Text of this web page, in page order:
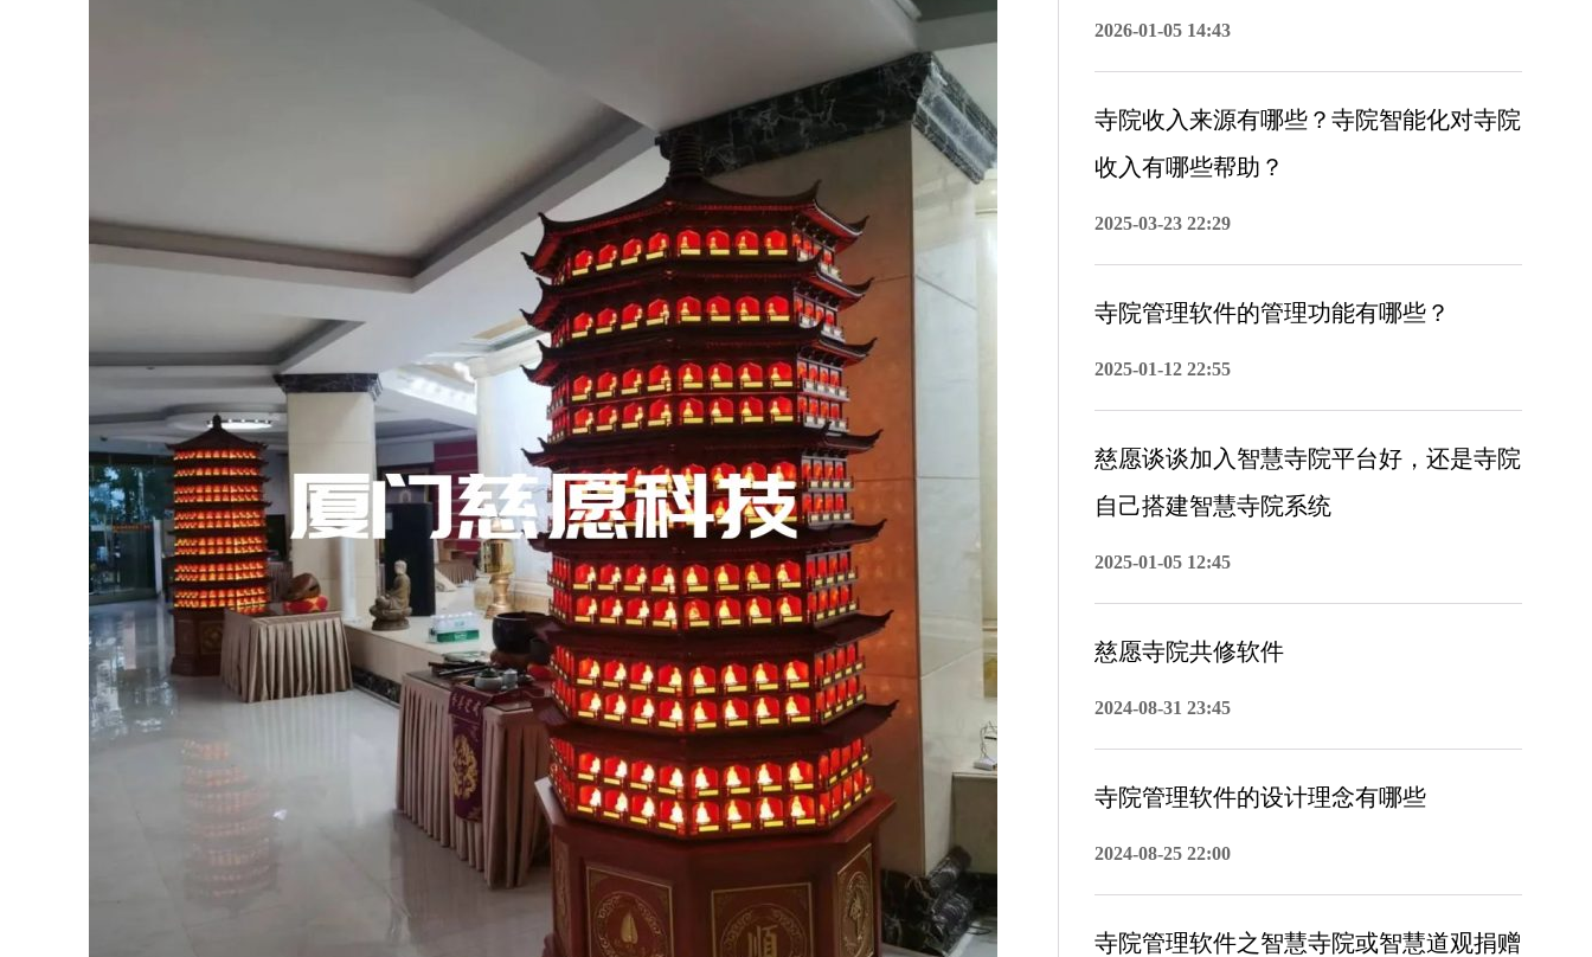
2026-01-05 14:43
寺院收入来源有哪些？寺院智能化对寺院
收入有哪些帮助？
2025-03-23 22:29
寺院管理软件的管理功能有哪些？
2025-01-12 22:55
慈愿谈谈加入智慧寺院平台好，还是寺院
自己搭建智慧寺院系统
2025-01-05 12:45
慈愿寺院共修软件
2024-08-31 23:45
寺院管理软件的设计理念有哪些
2024-08-25 22:00
寺院管理软件之智慧寺院或智慧道观捐赠